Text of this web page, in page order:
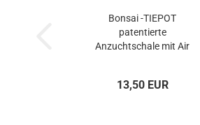
Bonsai -TIEPOT
patentierte
Anzuchtschale mit Air
13,50 EUR